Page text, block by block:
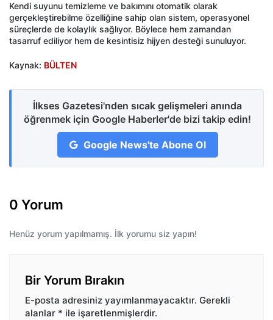
Kendi suyunu temizleme ve bakımını otomatik olarak
gerçekleştirebilme özelliğine sahip olan sistem, operasyonel
süreçlerde de kolaylık sağlıyor. Böylece hem zamandan
tasarruf ediliyor hem de kesintisiz hijyen desteği sunuluyor.
Kaynak: BÜLTEN
İlkses Gazetesi'nden sıcak gelişmeleri anında
öğrenmek için Google Haberler'de bizi takip edin!
Google News'te Abone Ol
0 Yorum
Henüz yorum yapılmamış. İlk yorumu siz yapın!
Bir Yorum Bırakın
E-posta adresiniz yayımlanmayacaktır. Gerekli
alanlar * ile işaretlenmişlerdir.